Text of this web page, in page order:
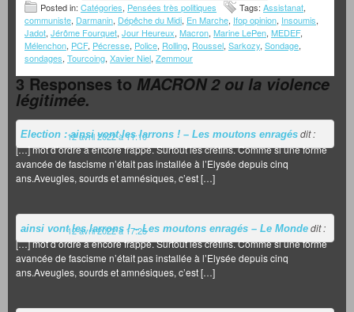
Posted in: Catégories, Pensées très politiques Tags: Assistanat,
communiste, Darmanin, Dépêche du Midi, En Marche, Ifop opinion, Insoumis,
Jadot, Jérôme Fourquet, Jour Heureux, Macron, Marine LePen, MEDEF,
Mélenchon, PCF, Pécresse, Police, Rolling, Roussel, Sarkozy, Sondage,
sondages, Tourcoing, Xavier Niel, Zemmour
3 Responses toMACRON 2 ou la violence
légitimée.
Election : ainsi vont les larrons ! – Les moutons enragés dit :
12 avril 2022 à 11:10
[…] mot d’ordre a encore frappé. Surtout les crétins. Comme si une forme
avancée de fascisme n’était pas installée à l’Elysée depuis cinq
ans.Aveugles, sourds et amnésiques, c’est […]
ainsi vont les larrons ! – Les moutons enragés – Le Monde dit :
12 avril 2022 à 17:25
[…] mot d’ordre a encore frappé. Surtout les crétins. Comme si une forme
avancée de fascisme n’était pas installée à l’Elysée depuis cinq
ans.Aveugles, sourds et amnésiques, c’est […]